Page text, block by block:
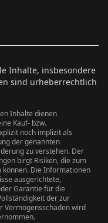
Inhalte, insbesondere
sind urheberrechtlich
Inhalte dienen
Kauf- bzw.
noch implizit als
der genannten
zu verstehen. Der
birgt Risiken, die zum
können. Die Informationen
ausgerichtete,
Garantie für die
der zur
Vermögensschäden wird